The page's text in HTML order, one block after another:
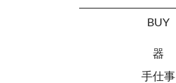
BUY
器
手仕事